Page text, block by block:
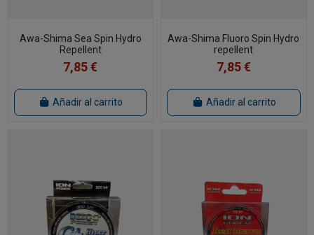
Awa-Shima Sea Spin Hydro
Repellent
7,85 €
Añadir al carrito
Awa-Shima Fluoro Spin Hydro
repellent
7,85 €
Añadir al carrito